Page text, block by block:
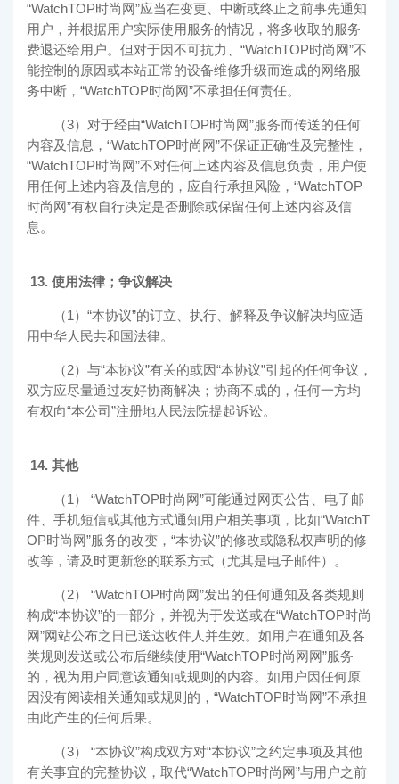
“WatchTOP时尚网”应当在变更、中断或终止之前事先通知
用户，并根据用户实际使用服务的情况，将多收取的服务
费退还给用户。但对于因不可抗力、“WatchTOP时尚网”不
能控制的原因或本站正常的设备维修升级而造成的网络服
务中断，“WatchTOP时尚网”不承担任何责任。
（3）对于经由“WatchTOP时尚网”服务而传送的任何
内容及信息，“WatchTOP时尚网”不保证正确性及完整性，
“WatchTOP时尚网”不对任何上述内容及信息负责，用户使
用任何上述内容及信息的，应自行承担风险，“WatchTOP
时尚网”有权自行决定是否删除或保留任何上述内容及信
息。
13. 使用法律；争议解决
（1）“本协议”的订立、执行、解释及争议解决均应适
用中华人民共和国法律。
（2）与“本协议”有关的或因“本协议”引起的任何争议，
双方应尽量通过友好协商解决；协商不成的，任何一方均
有权向“本公司”注册地人民法院提起诉讼。
14. 其他
（1） “WatchTOP时尚网”可能通过网页公告、电子邮
件、手机短信或其他方式通知用户相关事项，比如“WatchT
OP时尚网”服务的改变，“本协议”的修改或隐私权声明的修
改等，请及时更新您的联系方式（尤其是电子邮件）。
（2） “WatchTOP时尚网”发出的任何通知及各类规则
构成“本协议”的一部分，并视为于发送或在“WatchTOP时尚
网”网站公布之日已送达收件人并生效。如用户在通知及各
类规则发送或公布后继续使用“WatchTOP时尚网网”服务
的，视为用户同意该通知或规则的内容。如用户因任何原
因没有阅读相关通知或规则的，“WatchTOP时尚网”不承担
由此产生的任何后果。
（3） “本协议”构成双方对“本协议”之约定事项及其他
有关事宜的完整协议，取代“WatchTOP时尚网”与用户之前